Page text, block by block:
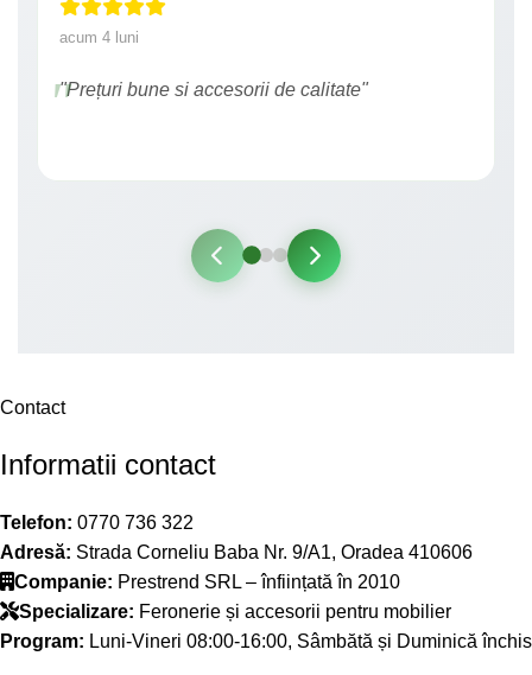
acum 4 luni
"Prețuri bune si accesorii de calitate"
Contact
Informatii contact
Telefon: 0770 736 322
Adresă: Strada Corneliu Baba Nr. 9/A1, Oradea 410606
Companie: Prestrend SRL – înființată în 2010
Specializare: Feronerie și accesorii pentru mobilier
Program: Luni-Vineri 08:00-16:00, Sâmbătă și Duminică închis